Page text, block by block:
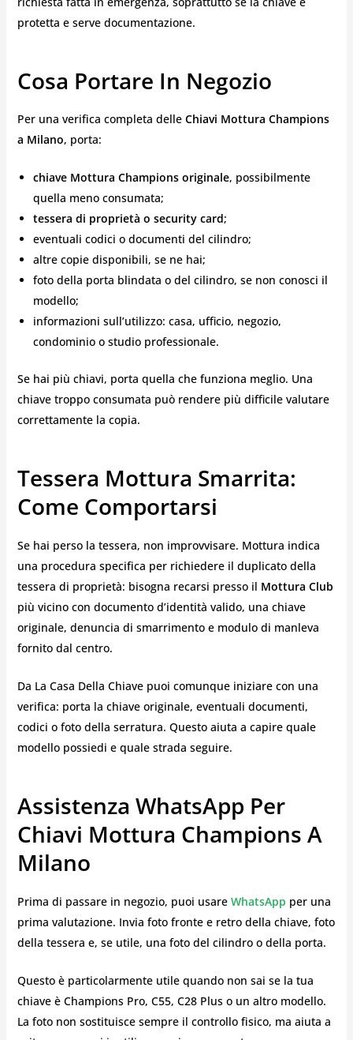
protetta e serve documentazione.
Cosa Portare In Negozio
Per una verifica completa delle Chiavi Mottura Champions
a Milano, porta:
chiave Mottura Champions originale, possibilmente
quella meno consumata;
tessera di proprietà o security card;
eventuali codici o documenti del cilindro;
altre copie disponibili, se ne hai;
foto della porta blindata o del cilindro, se non conosci il
modello;
informazioni sull’utilizzo: casa, ufficio, negozio,
condominio o studio professionale.
Se hai più chiavi, porta quella che funziona meglio. Una
chiave troppo consumata può rendere più difficile valutare
correttamente la copia.
Tessera Mottura Smarrita:
Come Comportarsi
Se hai perso la tessera, non improvvisare. Mottura indica
una procedura specifica per richiedere il duplicato della
tessera di proprietà: bisogna recarsi presso il Mottura Club
più vicino con documento d’identità valido, una chiave
originale, denuncia di smarrimento e modulo di manleva
fornito dal centro.
Da La Casa Della Chiave puoi comunque iniziare con una
verifica: porta la chiave originale, eventuali documenti,
codici o foto della serratura. Questo aiuta a capire quale
modello possiedi e quale strada seguire.
Assistenza WhatsApp Per
Chiavi Mottura Champions A
Milano
Prima di passare in negozio, puoi usare WhatsApp per una
prima valutazione. Invia foto fronte e retro della chiave, foto
della tessera e, se utile, una foto del cilindro o della porta.
Questo è particolarmente utile quando non sai se la tua
chiave è Champions Pro, C55, C28 Plus o un altro modello.
La foto non sostituisce sempre il controllo fisico, ma aiuta a